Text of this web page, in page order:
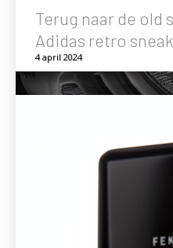
Terug naar de old
Adidas retro
4 april 2024